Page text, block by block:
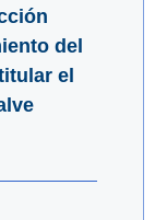
del
el